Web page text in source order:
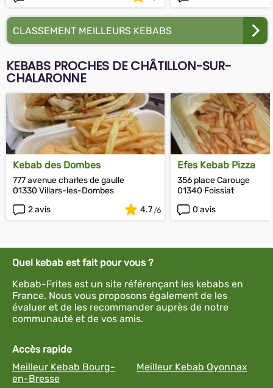
CLASSEMENT MEILLEURS KEBABS
KEBABS PROCHES DE CHÂTILLON-SUR-
CHALARONNE
Kebab des Dombes
777 avenue charles de gaulle
01330 Villars-les-Dombes
2 avis
4.7
Efes Kebab Pizza
356 place Carouge
01340 Foissiat
0 avis
Quel kebab est fait pour vous ?
Kebab-Frites est un site référençant les kebabs en
France. Nous vous proposons également de les
évaluer et de les recommander auprès de notre
communauté et de vos amis.
Accès rapide
Meilleur Kebab Bourg-
en-Bresse
Meilleur Kebab Oyonnax